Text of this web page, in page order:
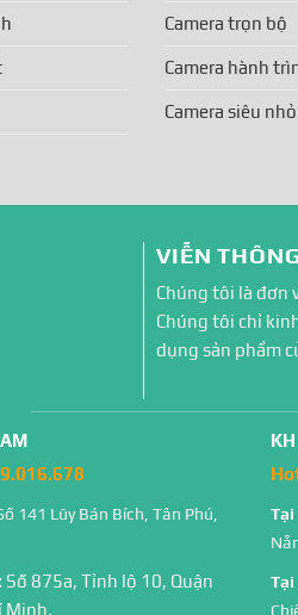
Camera trọn bộ
Camera hành
Camera siêu nhỏ
VIỄN
Chúng tôi là đơn
Chúng tôi chỉ
dụng sản phẩm
141 Lũy Bán Bích, Tân Phú,
Số 875a, Tỉnh lộ 10, Quận
Minh.
Tại
Tại